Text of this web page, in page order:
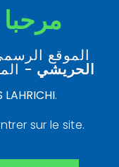
Bienvenue. مرحبا
الموقع
الحريشي -
LAHRICHI.
sur le site.